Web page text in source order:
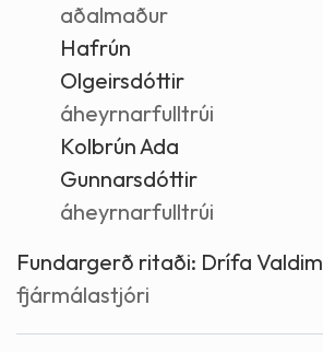
aðalmaður
Hafrún
Olgeirsdóttir
áheyrnarfulltrúi
Kolbrún Ada
Gunnarsdóttir
áheyrnarfulltrúi
Fundargerð ritaði: Drífa
fjármálastjóri